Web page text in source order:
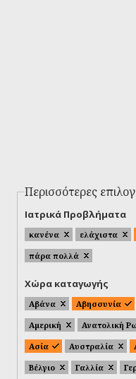
Περισσότερες
Ιατρικά Προβλήματα
κανένα ελάχιστα
πάρα πολλά
Χώρα καταγωγής
Αβάνα Αβησσυνία
Αμερική
Ανατολική
Ασία
Αυστραλία
Βέλγιο
Γαλλία